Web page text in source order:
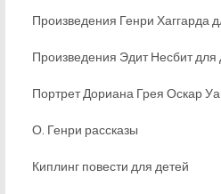
Произведения Генри Хаггарда
Произведения Эдит Несбит для
Портрет Дориана Грея Оскар
О. Генри рассказы
Киплинг повести для детей